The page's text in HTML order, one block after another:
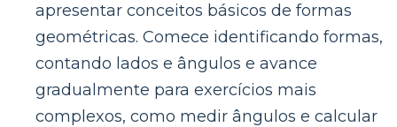
apresentar conceitos básicos de formas
geométricas. Comece identificando formas,
contando lados e ângulos e avance
gradualmente para exercícios mais
complexos, como medir ângulos e calcular